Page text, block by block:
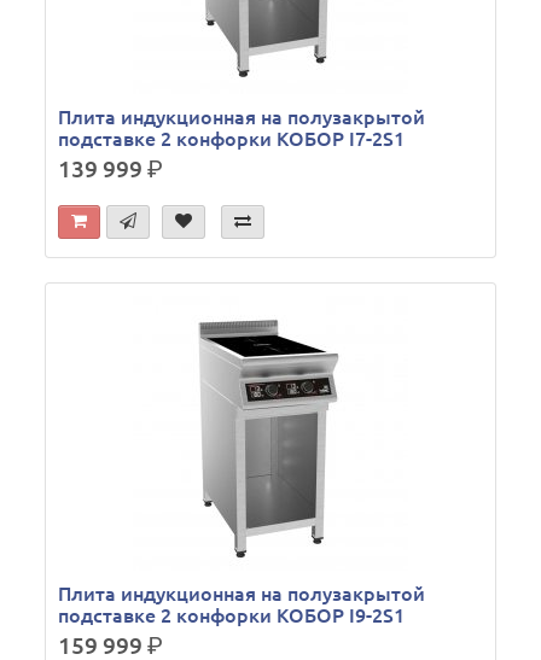
Плита индукционная на полузакрытой
подставке 2 конфорки КОБОР I7-2S1
139 999р.
Плита индукционная на полузакрытой
подставке 2 конфорки КОБОР I9-2S1
159 999р.